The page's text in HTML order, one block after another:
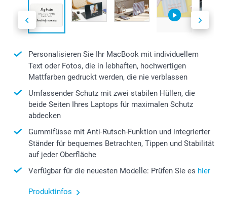
Personalisieren Sie Ihr MacBook mit individuellem
Text oder Fotos, die in lebhaften, hochwertigen
Mattfarben gedruckt werden, die nie verblassen
Umfassender Schutz mit zwei stabilen Hüllen, die
beide Seiten Ihres Laptops für maximalen Schutz
abdecken
Gummifüsse mit Anti-Rutsch-Funktion und integrierter
Ständer für bequemes Betrachten, Tippen und Stabilität
auf jeder Oberfläche
Verfügbar für die neuesten Modelle: Prüfen Sie es hier
Produktinfos